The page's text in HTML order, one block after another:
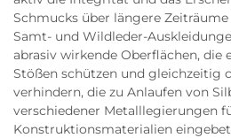
Schmucks über längere
Samt- und Wildleder-
abrasiv wirkende Oberflächen, die
Stößen schützen und gleichzeitig
verhindern, die zu Anlaufen von
verschiedener Metalllegierungen
Konstruktionsmaterialien